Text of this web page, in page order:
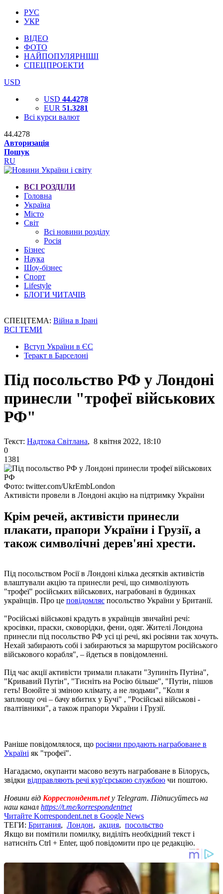
РУС
УКР
ВІДЕО
ФОТО
НАЙПОПУЛЯРНІШІ
СПЕЦПРОЕКТИ
USD
USD 44.4278
EUR 51.3281
Всі курси валют
44.4278
Авторизація
Пошук
RU
ВСІ РОЗДІЛИ
Головна
Україна
Місто
Світ
Всі новини розділу
Росія
Бізнес
Наука
Шоу-бізнес
Спорт
Lifestyle
БЛОГИ ЧИТАЧІВ
СПЕЦТЕМА: Війна в Ірані
ВСІ ТЕМИ
Вступ України в ЄС
Теракт в Барселоні
Під посольство РФ у Лондоні
принесли "трофеї військових
РФ"
Текст: Надтока Світлана, 8 квітня 2022, 18:10
0
1381
Фото: twitter.com/UkrEmbLondon
Активісти провели в Лондоні акцію на підтримку України
Крім речей, активісти принесли
плакати, прапори України і Грузії, а
також символічні дерев'яні хрести.
Під посольством Росії в Лондоні кілька десятків активістів
влаштували акцію та принесли речі, що символізують
"трофеї" російських військових, награбовані в будинках
українців. Про це повідомляє посольство України у Британії.
"Російські військові крадуть в українців звичайні речі:
кросівки, праски, сковорідки, фени, одяг. Жителі Лондона
принесли під посольство РФ усі ці речі, які росіяни так хочуть.
Нехай забирають собі і забираються за маршрутом російського
військового корабля", – йдеться в повідомленні.
Під час акції активісти тримали плакати "Зупиніть Путіна",
"Кривавий Путін", "Тисніть на Росію більше", "Путін, пішов
геть! Воюйте зі зміною клімату, а не людьми", "Коли я
заплющу очі – бачу вбитих у Бучі" , "Російські військові -
ґвалтівники", а також прапори України і Грузії.
Раніше повідомлялося, що росіяни продають награбоване в
Україні як "трофеї".
Нагадаємо, окупанти масово везуть награбоване в Білорусь,
звідки відправляють речі кур'єрською службою чи поштою.
Новини від Корреспондент.netу Telegram. Підписуйтесь на
наш канал https://t.me/korrespondentnet
Читайте Korrespondent.net в Google News
ТЕГИ: Британия, Лондон, акция, посольство
Якщо ви помітили помилку, виділіть необхідний текст і
натисніть Ctrl + Enter, щоб повідомити про це редакцію.